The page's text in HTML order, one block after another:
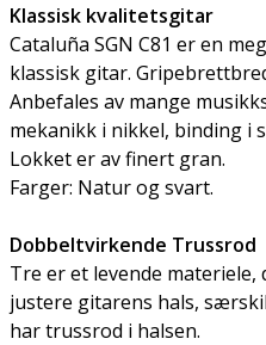
Klassisk kvalitetsgitar
Cataluña SGN C81 er en
klassisk gitar.
Anbefales av mange
mekanikk i nikkel, binding i
Lokket er av finert gran.
Farger: Natur og svart.
Dobbeltvirkende Trussrod
Tre er et levende
justere gitarens hals,
har trussrod i halsen.